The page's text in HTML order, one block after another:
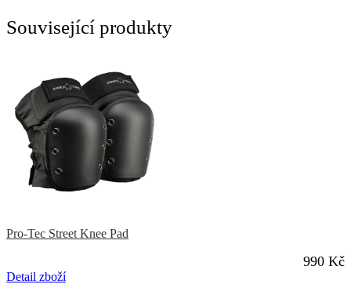
Související produkty
Pro-Tec Street Knee Pad
990 Kč
Detail zboží